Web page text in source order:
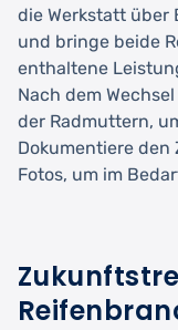
die Werkstatt über
und bringe beide
enthaltene
Nach dem
der Radmuttern,
Dokumentiere
Fotos, um im